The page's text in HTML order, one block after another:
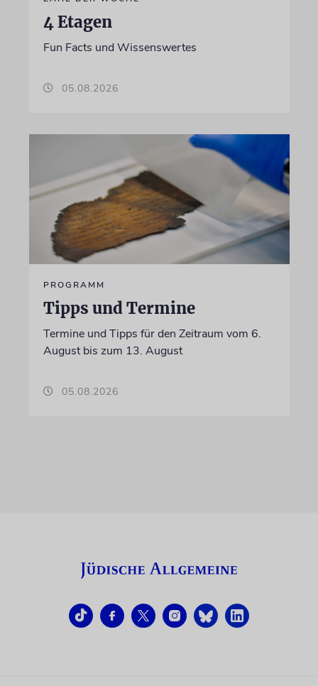
4 Etagen
Fun Facts und Wissenswertes
05.08.2026
PROGRAMM
Tipps und Termine
Termine und Tipps für den Zeitraum vom 6.
August bis zum 13. August
05.08.2026